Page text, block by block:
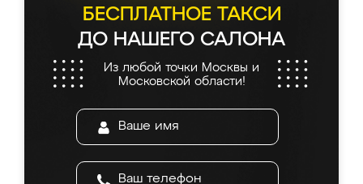
БЕСПЛАТНОЕ ТАКСИ
ДО НАШЕГО САЛОНА
Из любой точки Москвы и
Московской области!